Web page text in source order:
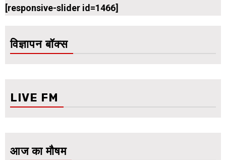
[responsive-slider id=1466]
विज्ञापन बॉक्स
LIVE FM
आज का मौषम